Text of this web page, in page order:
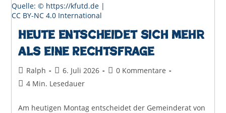
Quelle: © https://kfutd.de |
CC BY-NC 4.0 International
Heute entscheidet sich mehr
als eine Rechtsfrage
Beitrags-
Autor:
Ralph
Beitrag
veröffentlicht:
6. Juli 2026
Beitrags-
0 Kommentare
Lesedauer:
4 Min. Lesedauer
Am heutigen Montag entscheidet der Gemeinderat von